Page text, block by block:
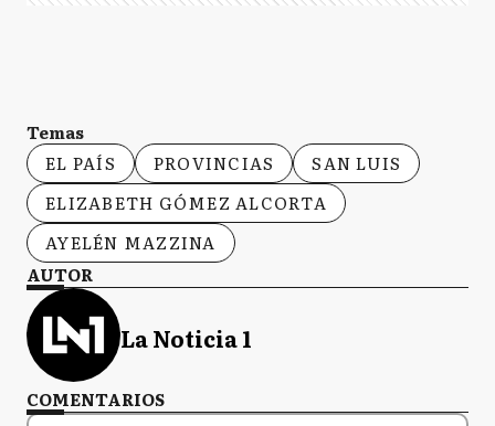
Temas
EL PAÍS
PROVINCIAS
SAN LUIS
ELIZABETH GÓMEZ ALCORTA
AYELÉN MAZZINA
AUTOR
La Noticia 1
COMENTARIOS